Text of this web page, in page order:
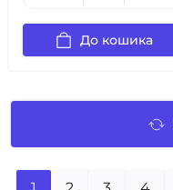
До кошика